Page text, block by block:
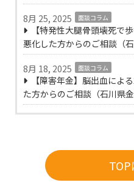
8月 25, 2025 面談コラム
【特発性大腿骨頭壊死で
悪化した方からのご相談（石
8月 18, 2025 面談コラム
【障害年金】脳出血によ
た方からのご相談（石川県金